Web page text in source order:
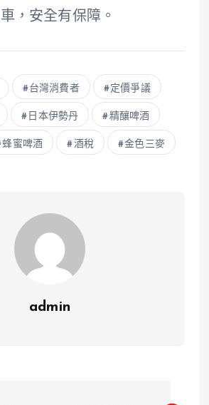
，安全有保障。
台灣消費者 定價爭議
日本伊勢丹 精釀啤酒
蜂蜜啤酒 酒稅 金色三麥
admin